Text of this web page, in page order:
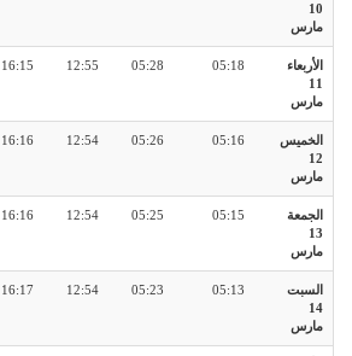
10
مارس
الأربعاء
11
مارس
05:18
05:28
12:55
16:15
الخميس
12
مارس
05:16
05:26
12:54
16:16
الجمعة
13
مارس
05:15
05:25
12:54
16:16
السبت
14
مارس
05:13
05:23
12:54
16:17